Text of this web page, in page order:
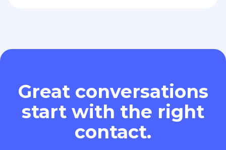
Great conversations
start with the right
contact.